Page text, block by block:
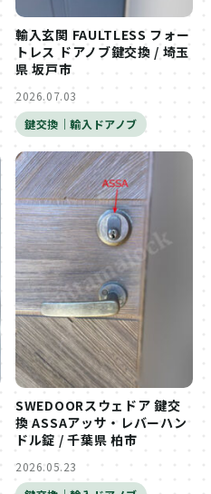
輸入玄関 FAULTLESS フォー
トレス ドアノブ鍵交換 / 埼玉
県 坂戸市
2026.07.03
鍵交換｜輸入ドアノブ
SWEDOORスウェドア 鍵交
換 ASSAアッサ・レバーハン
ドル錠 / 千葉県 柏市
2026.05.23